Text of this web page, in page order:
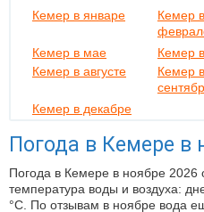
Кемер в январе
Кемер в
Кемер в мае
Кемер
Кемер в августе
Кемер в
Кемер в декабре
Погода в Кемере в
Погода в Кемере в ноябре 2026
температура воды и воздуха:
°C. По отзывам в ноябре вода